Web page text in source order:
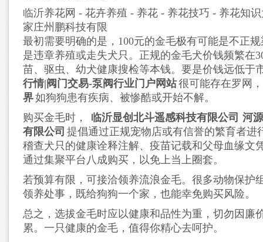
临沂养花网 - 花卉养殖 - 养花 - 养花技巧 - 养花知
家庄州鹏科技有限
最初需要明确的是，100元的金毛极有可能是不正
是违章养殖或走失犬只。正规的金毛犬价钱频繁在
苗、驱虫、幼犬健康搜检等本钱。要是价钱远低于
行情|阀门交易-泵阀行业门户网站很可能存在罗网
界如狗狗患有疾病、被惨酷或开始不解。
购买金毛时，
临沂显创北斗遥感科技有限公司 河
有限公司 提倡通过正规宠物店或有信誉的繁育者进
稽查犬只的健康诠释注解、疫苗记载和父母血缘文
通过集聚平台八成购买，以免上当上圈套。
若预算有限，可接洽领养流浪金毛。很多动物保护
领养处事，既给狗狗一个家，也能幸免购买风险。
总之，选拔金毛时应以健康和品性为重，切勿因廉
累。一只健康的金毛，值得你精心去呵护。